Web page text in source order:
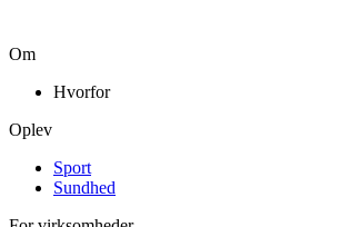
Om
Hvorfor
Oplev
Sport
Sundhed